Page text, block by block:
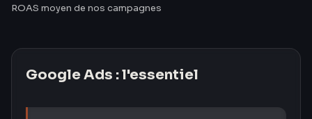
ROAS moyen de nos campagnes
Google Ads : l'essentiel